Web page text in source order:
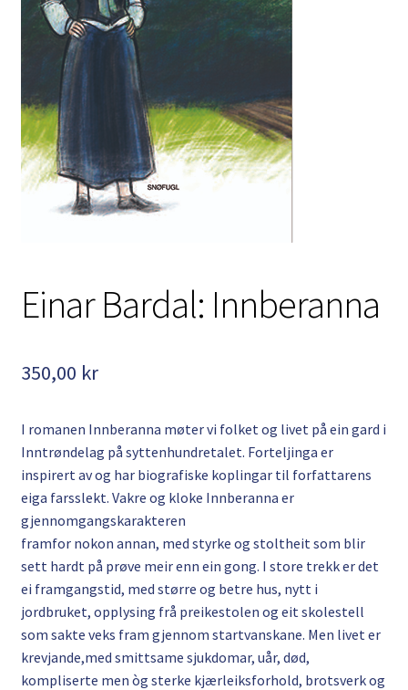
Kontakt
Min side
My Account
Om oss
Personvernerklæring
Einar Bardal: Innberanna
350,00 kr
I romanen Innberanna møter vi folket og livet på ein gard i
Inntrøndelag på syttenhundretalet. Forteljinga er
inspirert av og har biografiske koplingar til forfattarens
eiga farsslekt. Vakre og kloke Innberanna er
gjennomgangskarakteren
framfor nokon annan, med styrke og stoltheit som blir
sett hardt på prøve meir enn ein gong. I store trekk er det
ei framgangstid, med større og betre hus, nytt i
jordbruket, opplysing frå preikestolen og eit skolestell
som sakte veks fram gjennom startvanskane. Men livet er
krevjande,med smittsame sjukdomar, uår, død,
kompliserte men òg sterke kjærleiksforhold, brotsverk og